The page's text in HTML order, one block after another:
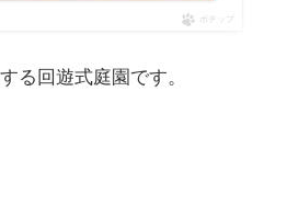
ポチップ
る回遊式庭園です。